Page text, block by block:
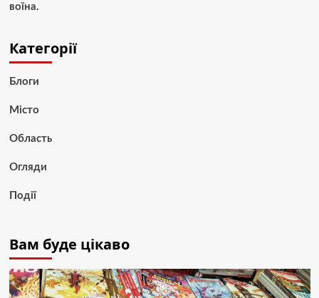
воїна.
Категорії
Блоги
Місто
Область
Огляди
Події
Вам буде цікаво